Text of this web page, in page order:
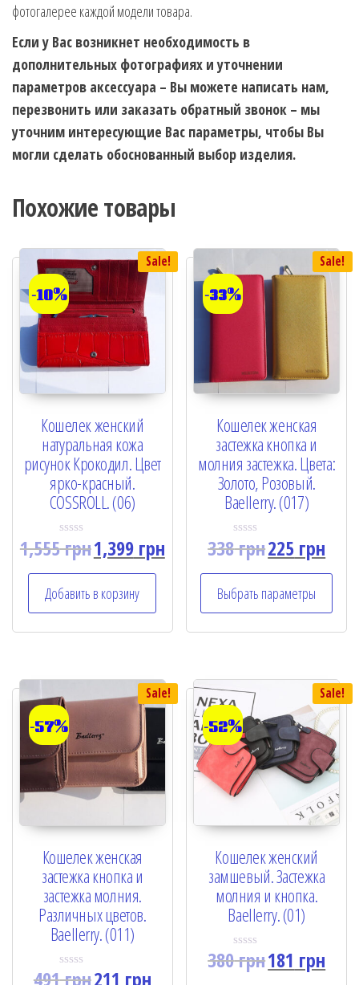
фотогалерее каждой модели товара.
Если у Вас возникнет необходимость в
дополнительных фотографиях и уточнении
параметров аксессуара – Вы можете написать нам,
перезвонить или заказать обратный звонок – мы
уточним интересующие Вас параметры, чтобы Вы
могли сделать обоснованный выбор изделия.
Похожие товары
Sale!
-10%
Кошелек женский
натуральная кожа
рисунок Крокодил. Цвет
ярко-красный.
COSSROLL. (06)
R
a
d
o
u
5
1,555грн1,399грн
Добавить в корзину
Sale!
-33%
Кошелек женская
застежка кнопка и
молния застежка. Цвета:
Золото, Розовый.
Baellerry. (017)
R
d
0
o
u
5
338грн225 грн
Выбрать параметры
Sale!
-57%
Кошелек женская
застежка кнопка и
застежка молния.
Различных цветов.
Baellerry. (011)
R
491грн211 грн
Sale!
-52%
Кошелек женский
замшевый. Застежка
молния и кнопка.
Baellerry. (01)
R
380грн181 грн